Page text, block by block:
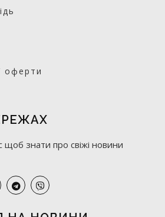
оферти
знати про свіжі новини